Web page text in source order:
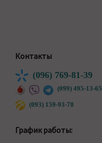
Контакты
(096) 769-81-39
(099) 495-13-65
(093) 159-93-78
График работы: